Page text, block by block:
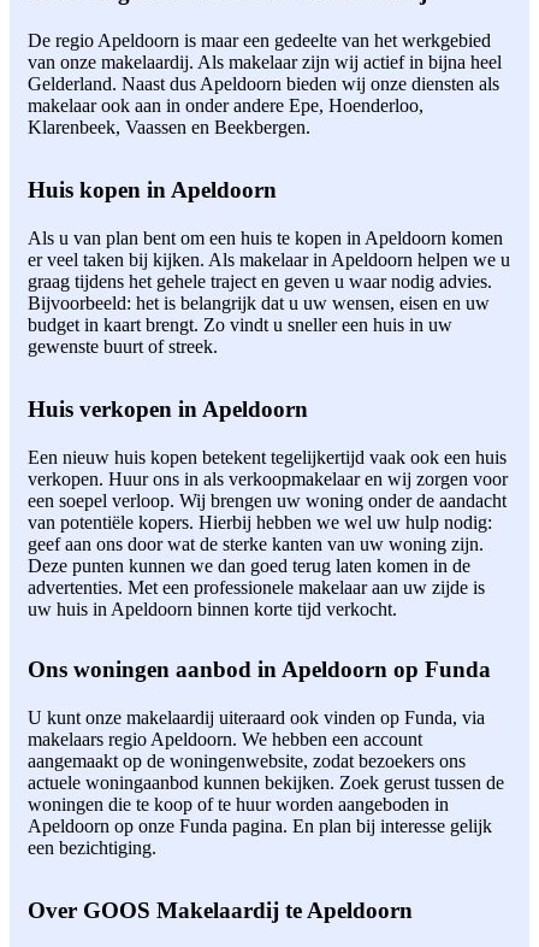
De regio Apeldoorn is maar een gedeelte van het werkgebied
van onze makelaardij. Als makelaar zijn wij actief in bijna heel
Gelderland. Naast dus Apeldoorn bieden wij onze diensten als
makelaar ook aan in onder andere Epe, Hoenderloo,
Klarenbeek, Vaassen en Beekbergen.
Huis kopen in Apeldoorn
Als u van plan bent om een huis te kopen in Apeldoorn komen
er veel taken bij kijken. Als makelaar in Apeldoorn helpen we u
graag tijdens het gehele traject en geven u waar nodig advies.
Bijvoorbeeld: het is belangrijk dat u uw wensen, eisen en uw
budget in kaart brengt. Zo vindt u sneller een huis in uw
gewenste buurt of streek.
Huis verkopen in Apeldoorn
Een nieuw huis kopen betekent tegelijkertijd vaak ook een huis
verkopen. Huur ons in als verkoopmakelaar en wij zorgen voor
een soepel verloop. Wij brengen uw woning onder de aandacht
van potentiële kopers. Hierbij hebben we wel uw hulp nodig:
geef aan ons door wat de sterke kanten van uw woning zijn.
Deze punten kunnen we dan goed terug laten komen in de
advertenties. Met een professionele makelaar aan uw zijde is
uw huis in Apeldoorn binnen korte tijd verkocht.
Ons woningen aanbod in Apeldoorn op Funda
U kunt onze makelaardij uiteraard ook vinden op Funda, via
makelaars regio Apeldoorn. We hebben een account
aangemaakt op de woningenwebsite, zodat bezoekers ons
actuele woningaanbod kunnen bekijken. Zoek gerust tussen de
woningen die te koop of te huur worden aangeboden in
Apeldoorn op onze Funda pagina. En plan bij interesse gelijk
een bezichtiging.
Over GOOS Makelaardij te Apeldoorn